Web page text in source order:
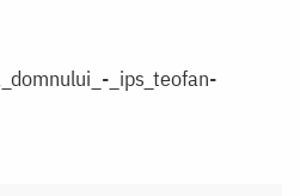
_ips_teofan-